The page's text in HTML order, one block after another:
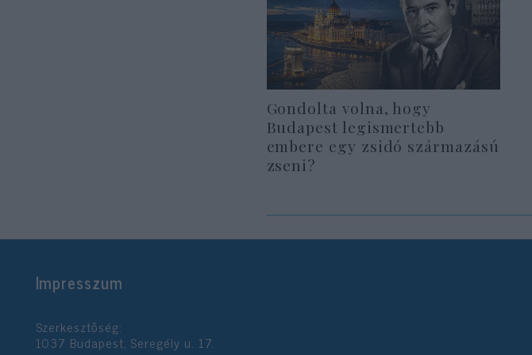
Gondolta volna, hogy
Budapest legismertebb
embere egy zsidó származású
zseni?
Impresszum
Szerkesztőség:
1037 Budapest, Seregély u. 17.